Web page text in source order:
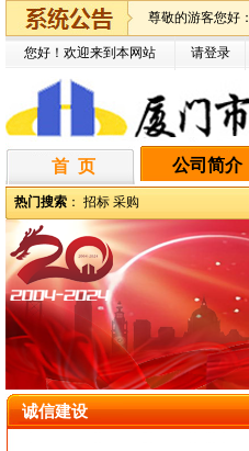
尊敬的游客您好：
您好！欢迎来到本网站 请登录
首 页 公司简介
热门搜索 ： 招标 采购
诚信建设